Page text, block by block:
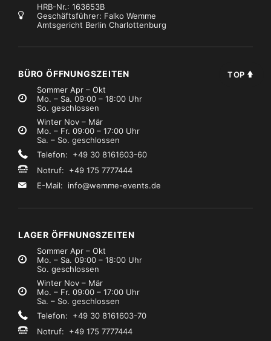
HRB-Nr.: 163653B
Geschäftsführer: Falko Wemme
Amtsgericht Berlin Charlottenburg
BÜRO ÖFFNUNGSZEITEN
Sommer Apr – Okt
Mo. – Sa. 09:00 – 18:00 Uhr
So. geschlossen
Winter Nov – Mär
Mo. – Fr. 09:00 – 17:00 Uhr
Sa. – So. geschlossen
Telefon: +49 30 8161603-60
Notruf: +49 175 7777444
E-Mail: info@wemme-events.de
LAGER ÖFFNUNGSZEITEN
Sommer Apr – Okt
Mo. – Sa. 09:00 – 18:00 Uhr
So. geschlossen
Winter Nov – Mär
Mo. – Fr. 09:00 – 17:00 Uhr
Sa. – So. geschlossen
Telefon: +49 30 8161603-70
Notruf: +49 175 7777444
TOP